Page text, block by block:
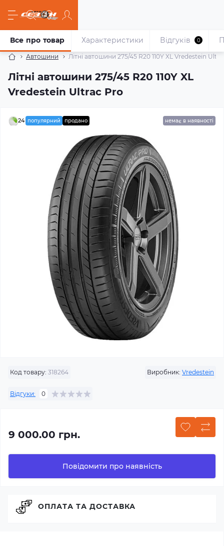
Автошини Літні автошини 275/45 R20 110Y XL Vredestein
Літні автошини 275/45 R20 110Y XL
Vredestein Ultrac Pro
Все про товар Характеристики Відгуків 0
24 популярний продано немає в наявності
Код товару: 318264 Виробник: Vredestein
Відгуки: 0
9 000.00 грн.
Повідомити про наявність
ОПЛАТА ТА ДОСТАВКА